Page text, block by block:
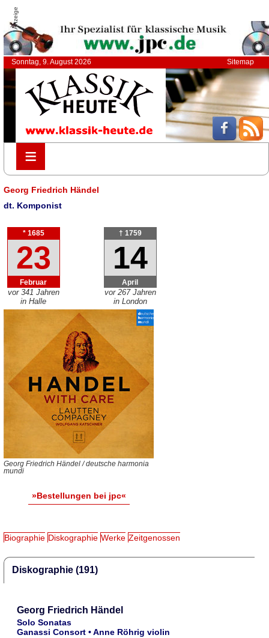
Anzeige
Sonntag, 9. August 2026 Sitemap
≡
≡
Georg Friedrich Händel
dt. Komponist
* 1685
23
Februar
vor 341 Jahren
in Halle
† 1759
14
April
vor 267 Jahren
in London
Georg Friedrich Händel / deutsche harmonia
mundi
»Bestellungen bei jpc«
Biographie Diskographie Werke Zeitgenossen
Diskographie (191)
Georg Friedrich Händel
Solo Sonatas
Ganassi Consort • Anne Röhrig violin